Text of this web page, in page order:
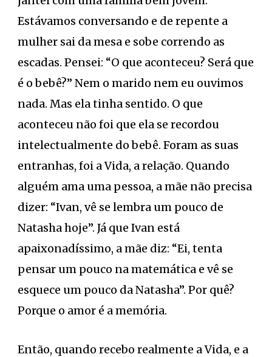
Estávamos conversando e de repente a
mulher sai da mesa e sobe correndo as
escadas. Pensei: “O que aconteceu? Será que
é o bebê?” Nem o marido nem eu ouvimos
nada. Mas ela tinha sentido. O que
aconteceu não foi que ela se recordou
intelectualmente do bebê. Foram as suas
entranhas, foi a Vida, a relação. Quando
alguém ama uma pessoa, a mãe não precisa
dizer: “Ivan, vê se lembra um pouco de
Natasha hoje”. Já que Ivan está
apaixonadíssimo, a mãe diz: “Ei, tenta
pensar um pouco na matemática e vê se
esquece um pouco da Natasha”. Por quê?
Porque o amor é a memória.
Então, quando recebo realmente a Vida, e a